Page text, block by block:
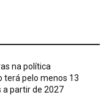
na política
terá pelo menos 13
a partir de 2027